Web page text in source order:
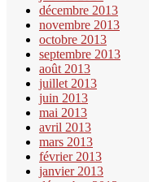
décembre 2013
novembre 2013
octobre 2013
septembre 2013
août 2013
juillet 2013
juin 2013
mai 2013
avril 2013
mars 2013
février 2013
janvier 2013